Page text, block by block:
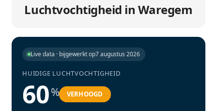
Luchtvochtigheid in Waregem
Live data · bijgewerkt op7 augustus 2026
HUIDIGE LUCHTVOCHTIGHEID
60% VERHOOGD